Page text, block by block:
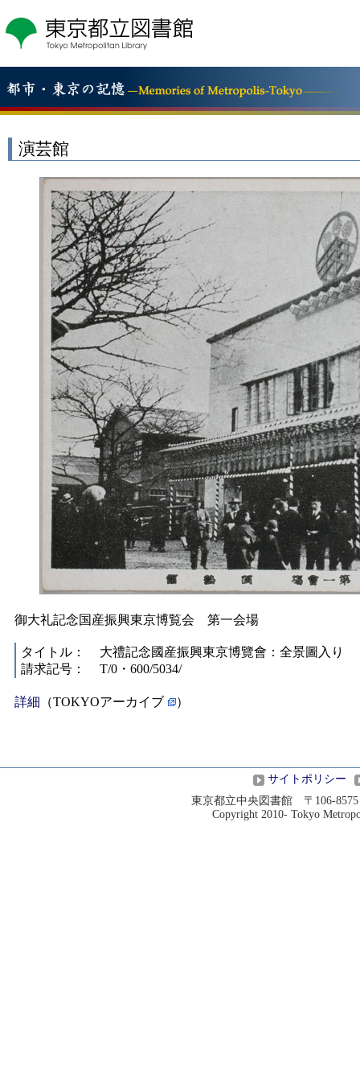
の
の
本
へ
移
演芸館
御大礼記念国産振興東京博覧会 第一会場
タイトル：
大禮記念國産振興東京博覽會：全景圖入り
請求記号：
T/0・600/5034/
詳細 （TOKYOアーカイブ ）
サイトポリシー
東京都立中央図書館 〒106-
Copyright 2010- Tokyo